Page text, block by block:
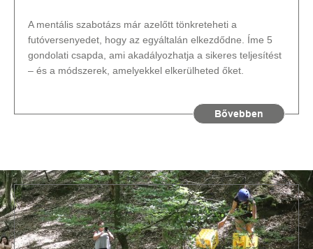
A mentális szabotázs már azelőtt tönkreteheti a
futóversenyedet, hogy az egyáltalán elkezdődne. Íme 5
gondolati csapda, ami akadályozhatja a sikeres teljesítést
– és a módszerek, amelyekkel elkerülheted őket.
Bővebben